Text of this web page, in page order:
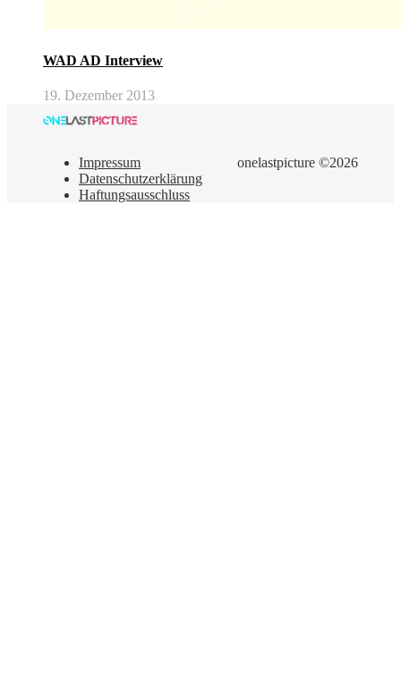
WAD AD Interview
19. Dezember 2013
onelastpicture ©2026
Impressum
Datenschutzerklärung
Haftungsausschluss